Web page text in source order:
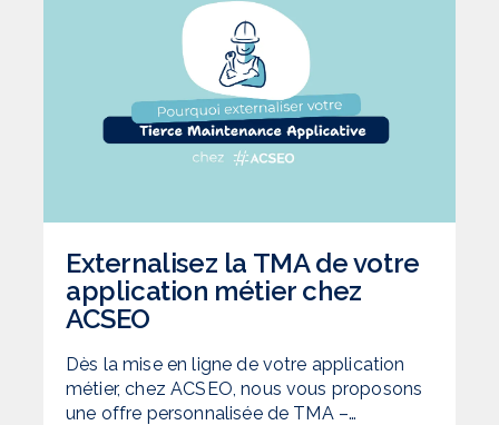
Externalisez la TMA de votre
application métier chez
ACSEO
Dès la mise en ligne de votre application
métier, chez ACSEO, nous vous proposons
une offre personnalisée de TMA –…